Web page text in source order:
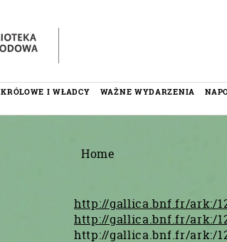
KRÓLOWE I WŁADCY WAŻNE WYDARZENIA
Home
http://gallica.bnf.fr/ark:/
http://gallica.bnf.fr/ark:/
http://gallica.bnf.fr/ark:/